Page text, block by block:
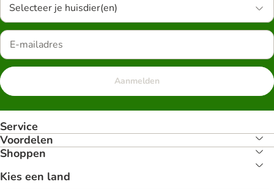
Selecteer je huisdier(en)
Aanmelden
Service
Voordelen
Shoppen
Kies een land